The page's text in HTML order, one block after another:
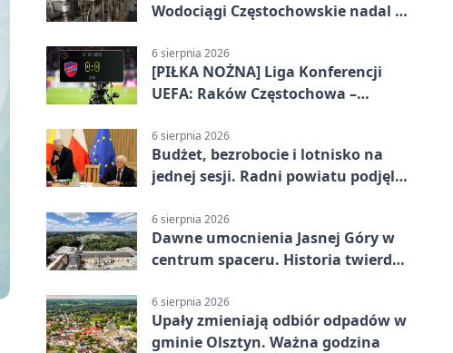
Wodociągi Częstochowskie nadal w
6 sierpnia 2026
[PIŁKA NOŻNA] Liga Konferencji
UEFA: Raków Częstochowa –
meczu III rundy eliminacji
6 sierpnia 2026
Budżet, bezrobocie i lotnisko na
jednej sesji. Radni powiatu podjęli
6 sierpnia 2026
Dawne umocnienia Jasnej Góry w
centrum spaceru. Historia twierdzy
6 sierpnia 2026
Upały zmieniają odbiór odpadów w
gminie Olsztyn. Ważna godzina